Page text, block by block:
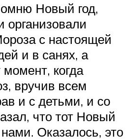
Новый год,
организовали
с настоящей
и в санях, а
когда
вручив всем
и с детьми, и со
что тот Новый
нами. Оказалось, это